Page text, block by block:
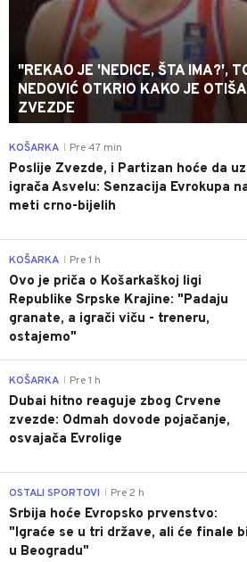
"REKAO JE 'NEDICE, ŠTA IMA?',
NEDOVIĆ OTKRIO KAKO JE
ZVEZDE
KOŠARKA Pre 47 min
Poslije Zvezde, i Partizan hoće da
igrača Asvelu: Senzacija Evrokupa
meti crno-bijelih
KOŠARKA Pre 1 h
Ovo je priča o Košarkaškoj ligi
Republike Srpske Krajine: "Padaju
granate, a igrači viču - treneru,
ostajemo"
KOŠARKA Pre 1 h
Dubai hitno reaguje zbog Crvene
zvezde: Odmah dovode pojačanje,
osvajača Evrolige
OSTALI SPORTOVI Pre 2 h
Srbija hoće Evropsko prvenstvo:
"Igraće se u tri države, ali će finale
u Beogradu"